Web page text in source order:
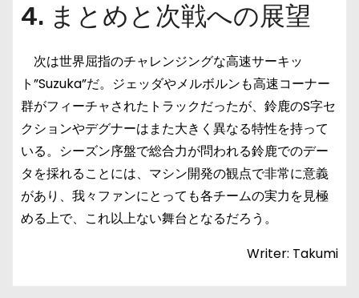
4. まとめと次戦への展望
次は世界屈指のチャレンジングな高速サーキッ
ト”Suzuka”だ。ジェッダやメルボルンも高速コーナー
群がフィーチャされたトラックだったが、鈴鹿のS字セ
クションやデグナーはまた大きく異なる特性を持って
いる。シーズン序盤で総合力が問われる鈴鹿でのデー
タを採れることには、マシン開発の観点で非常に意義
があり、我々ファンにとっても各チームの実力を見極
める上で、これ以上ない舞台となるだろう。
Writer: Takumi